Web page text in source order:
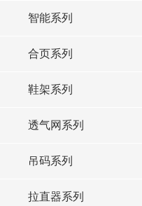
智能系列
合页系列
鞋架系列
透气网系列
吊码系列
拉直器系列